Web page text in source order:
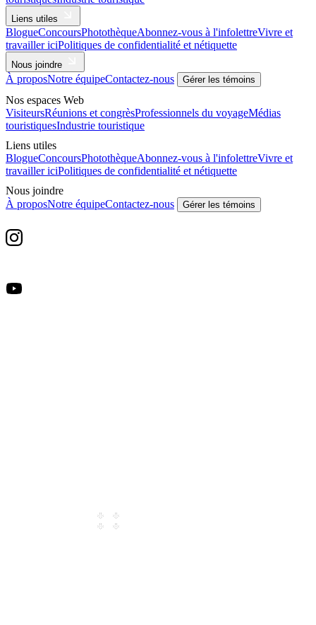
Liens utiles
BlogueConcoursPhotothèqueAbonnez-vous à l'infolettreVivre et
travailler iciPolitiques de confidentialité et nétiquette
Nous joindre
À proposNotre équipeContactez-nous Gérer les témoins
Nos espaces Web
VisiteursRéunions et congrèsProfessionnels du voyageMédias
touristiquesIndustrie touristique
Liens utiles
BlogueConcoursPhotothèqueAbonnez-vous à l'infolettreVivre et
travailler iciPolitiques de confidentialité et nétiquette
Nous joindre
À proposNotre équipeContactez-nous Gérer les témoins